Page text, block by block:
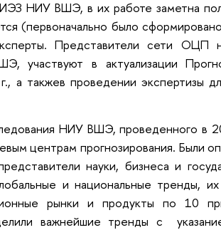
НИУ ВШЭ, в их работе заметна
(первоначально было
Представители сети ОЦП
участвуют в актуализации
а такжев проведении экспертизы
НИУ ВШЭ, проведенного в
центрам прогнозирования. Были
науки, бизнеса и
и национальные тренды,
рынки и продукты по 10
важнейшие тренды с